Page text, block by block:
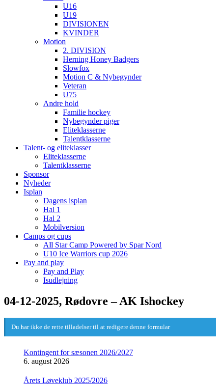
U16
U19
DIVISIONEN
KVINDER
Motion
2. DIVISION
Herning Honey Badgers
Slowfox
Motion C & Nybegynder
Veteran
U75
Andre hold
Familie hockey
Nybegynder piger
Eliteklasserne
Talentklasserne
Talent- og eliteklasser
Eliteklasserne
Talentklasserne
Sponsor
Nyheder
Isplan
Dagens isplan
Hal 1
Hal 2
Mobilversion
Camps og cups
All Star Camp Powered by Spar Nord
U10 Ice Warriors cup 2026
Pay and play
Pay and Play
Isudlejning
04-12-2025, Rødovre – AK Ishockey
Du har ikke de rette tilladelser til at redigere denne formular
Kontingent for sæsonen 2026/2027
6. august 2026
Årets Løveklub 2025/2026